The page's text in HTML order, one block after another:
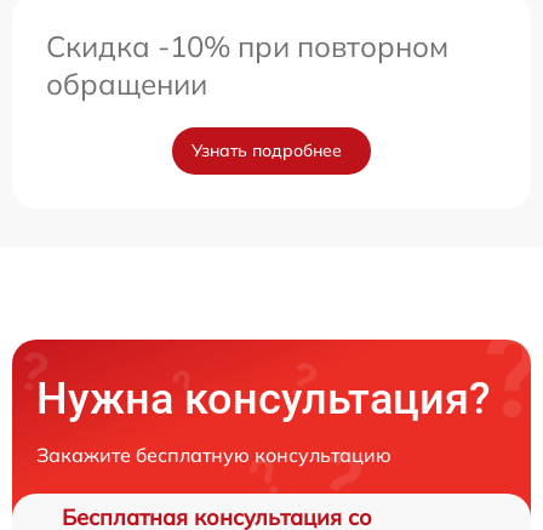
Скидка -10% при повторном
обращении
Узнать подробнее
Нужна консультация?
Закажите бесплатную консультацию
Бесплатная консультация со